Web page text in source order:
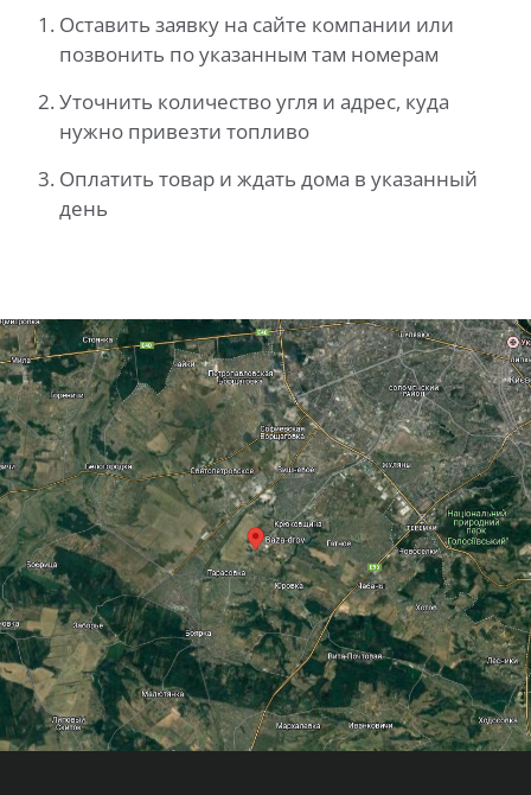
Оставить заявку на сайте компании или
позвонить по указанным там номерам
Уточнить количество угля и адрес, куда
нужно привезти топливо
Оплатить товар и ждать дома в указанный
день